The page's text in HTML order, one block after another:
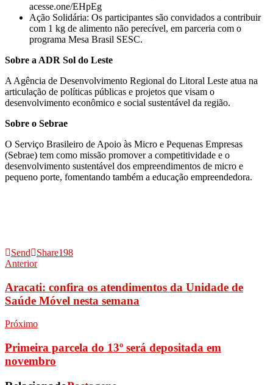
acesse.one/EHpEg
Ação Solidária: Os participantes são convidados a contribuir
com 1 kg de alimento não perecível, em parceria com o
programa Mesa Brasil SESC.
Sobre a ADR Sol do Leste
A Agência de Desenvolvimento Regional do Litoral Leste atua na
articulação de políticas públicas e projetos que visam o
desenvolvimento econômico e social sustentável da região.
Sobre o Sebrae
O Serviço Brasileiro de Apoio às Micro e Pequenas Empresas
(Sebrae) tem como missão promover a competitividade e o
desenvolvimento sustentável dos empreendimentos de micro e
pequeno porte, fomentando também a educação empreendedora.
Send Share198
Anterior
Aracati: confira os atendimentos da Unidade de
Saúde Móvel nesta semana
Próximo
Primeira parcela do 13º será depositada em
novembro